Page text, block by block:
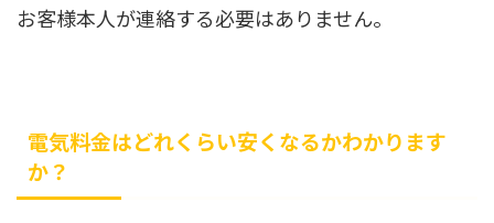
お客様本人が連絡する必要はありません。
電気料金はどれくらい安くなるかわかります
か？